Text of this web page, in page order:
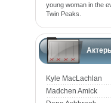
young woman in the
Twin Peaks.
Kyle MacLachlan
Madchen Amick